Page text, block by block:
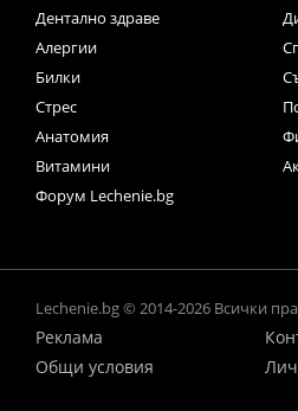
Дентално здраве
Алергии
Билки
Стрес
Анатомия
Витамини
Форум Lechenie.bg
Lechenie.bg © 2014-2026 Всички
Реклама
Общи условия